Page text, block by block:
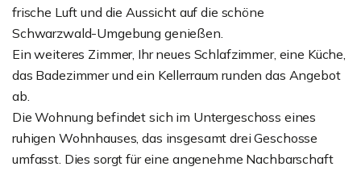
frische Luft und die Aussicht auf die schöne
Schwarzwald-Umgebung genießen.
Ein weiteres Zimmer, Ihr neues Schlafzimmer, eine Küche,
das Badezimmer und ein Kellerraum runden das Angebot
ab.
Die Wohnung befindet sich im Untergeschoss eines
ruhigen Wohnhauses, das insgesamt drei Geschosse
umfasst. Dies sorgt für eine angenehme Nachbarschaft